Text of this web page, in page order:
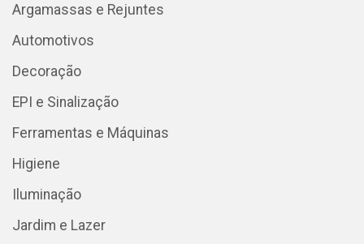
Argamassas e Rejuntes
Automotivos
Decoração
EPI e Sinalização
Ferramentas e Máquinas
Higiene
Iluminação
Jardim e Lazer